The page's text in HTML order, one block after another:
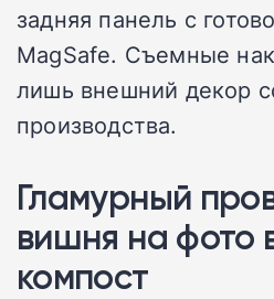
задняя панель с
MagSafe. Съемные
лишь внешний декор
производства.
Гламурный
вишня на фото
компост